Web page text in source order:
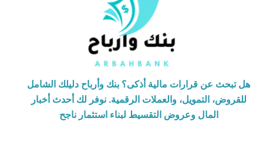
هل تبحث عن قرارات مالية أذكى؟ بنك وأرباح دليلك الشامل
للقروض، التمويل، والعملات الرقمية. نوفر لك أحدث أخبار
المال وعروض التقسيط لبناء استثمار ناجح